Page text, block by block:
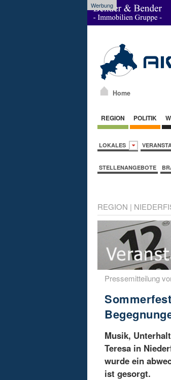
Werbung
Home
REGION POLITIK
LOKALES
STELLENANGEBOTE
REGION |
Pressemitteilung
Musik,
Teresa in
wurde ein
ist gesorgt.